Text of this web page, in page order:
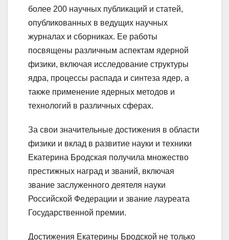
более 200 научных публикаций и статей,
опубликованных в ведущих научных
журналах и сборниках. Ее работы
посвящены различным аспектам ядерной
физики, включая исследование структуры
ядра, процессы распада и синтеза ядер, а
также применение ядерных методов и
технологий в различных сферах.
За свои значительные достижения в области
физики и вклад в развитие науки и техники
Екатерина Бродская получила множество
престижных наград и званий, включая
звание заслуженного деятеля науки
Российской Федерации и звание лауреата
Государственной премии.
Достижения Екатерины Бродской не только